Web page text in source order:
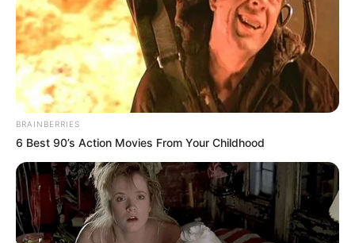
ΕΠΙΚΟΙΝΩΝΙΑ ΑΝΩΘΕΝ. ΠΩΣ
ΓΙΝΕΤΑΙ. ΟΔΗΓΙΕΣ ΓΙΑ
ΑΡΧΑΡΙΟΥΣ ΑΛΛΑ ΚΑΙ
ΣΥΜΒΟΥΛΕΣ ΓΙΑ
ΠΡΟΧΩΡΗΜΕΝΟΥΣ.
Από το 1867 ξέρουν ότι η
Ελλάδα έχει πολύ πετρέλαιο
σύμφωνα με...
Η Moderna μηνύει τους
αντιπάλους της της Big
Pharma για τις
πατέντες εμβολίων
Η omertà της Covid
BRAINBERRIES
6 Best 90’s Action Movies From Your Childhood